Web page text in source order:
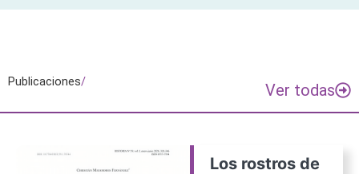
Publicaciones/ Ver todas
Los rostros de